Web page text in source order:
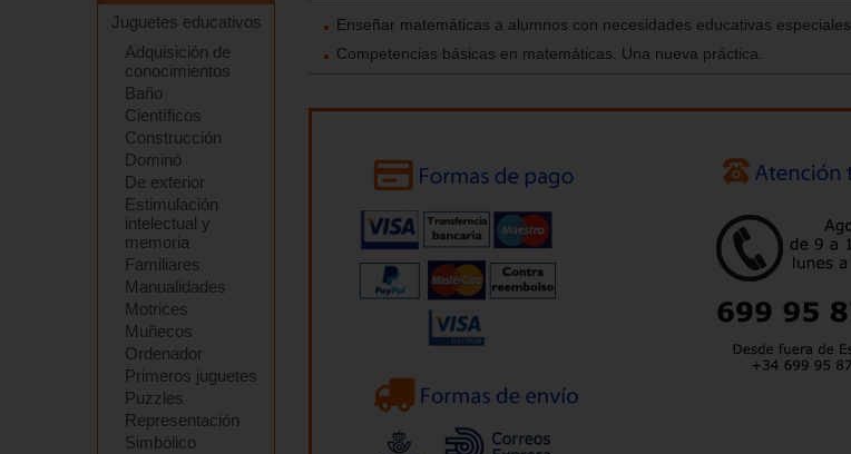
Juguetes educativos
Adquisición de
conocimientos
Baño
Científicos
Construcción
Dominó
De exterior
Estimulación
intelectual y
memoria
Familiares
Manualidades
Motrices
Muñecos
Ordenador
Primeros juguetes
Puzzles
Representación
Simbólico
Enseñar matemáticas a alumnos con necesidades educativas especiales
Competencias básicas en matemáticas. Una nueva práctica.